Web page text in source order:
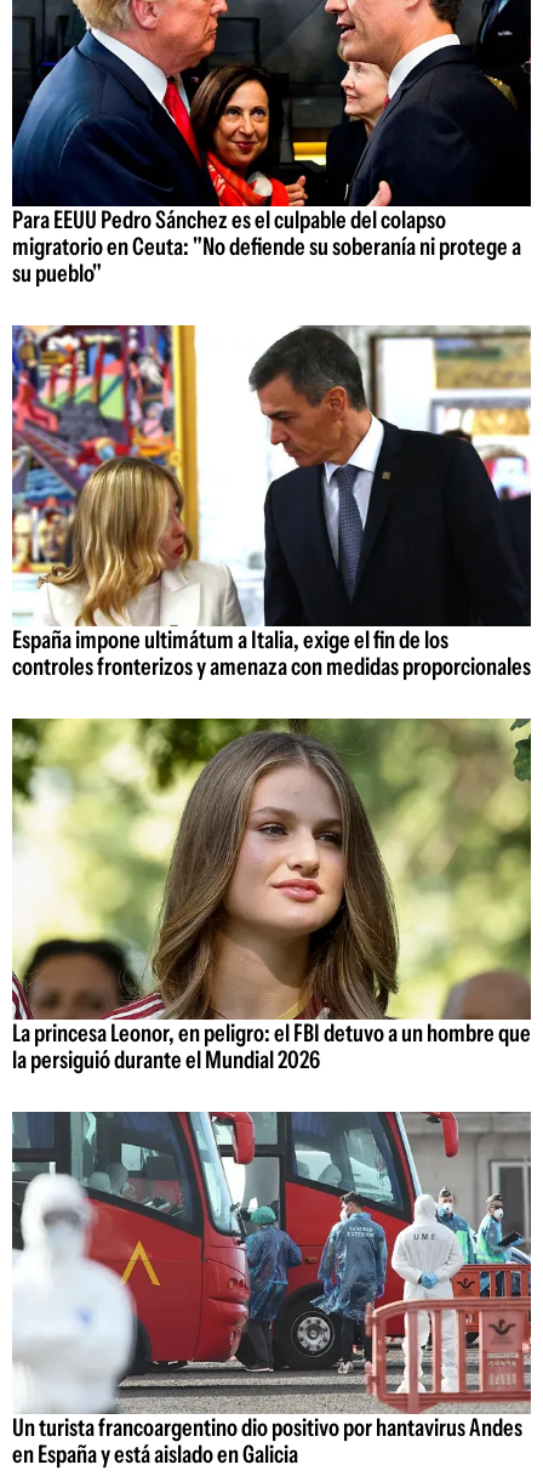
Para EEUU Pedro Sánchez es el culpable del colapso
migratorio en Ceuta: "No defiende su soberanía ni protege a
su pueblo"
España impone ultimátum a Italia, exige el fin de los
controles fronterizos y amenaza con medidas proporcionales
La princesa Leonor, en peligro: el FBI detuvo a un hombre que
la persiguió durante el Mundial 2026
Un turista francoargentino dio positivo por hantavirus Andes
en España y está aislado en Galicia